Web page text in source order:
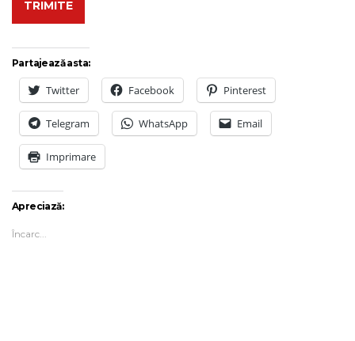
Partajează asta:
Twitter Facebook Pinterest
Telegram WhatsApp Email
Imprimare
Apreciază:
Încarc...